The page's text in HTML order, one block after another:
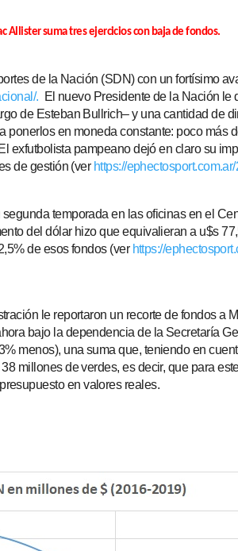
Allister suma tres ejercicios con baja de fondos.
de la Nación (SDN) con un fortísimo
. El nuevo Presidente de la Nación le
de Esteban Bullrich– y una cantidad de
en moneda constante: poco más
exfutbolista pampeano dejó en claro su
de gestión (ver https://
temporada en las oficinas en el
del dólar hizo que equivalieran a u$s
de esos fondos (ver https://
le reportaron un recorte de fondos a
bajo la dependencia de la Secretaría
menos), una suma que, teniendo en
millones de verdes, es decir, que para
en valores reales.